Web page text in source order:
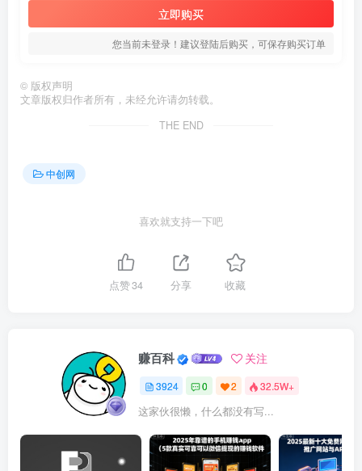
立即购买
您当前未登录！建议登陆后购买，可保存购买订单
© 版权声明
文章版权归作者所有，未经允许请勿转载。
THE END
中创网
喜欢就支持一下吧
点赞34 分享 收藏
赚百科 关注
3924 0 2 32.5W+
这家伙很懒，什么都没有写...